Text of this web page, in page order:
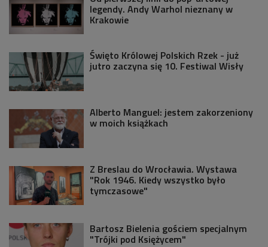
legendy. Andy Warhol nieznany w
Krakowie
Święto Królowej Polskich Rzek - już
jutro zaczyna się 10. Festiwal Wisły
Alberto Manguel: jestem zakorzeniony
w moich książkach
Z Breslau do Wrocławia. Wystawa
"Rok 1946. Kiedy wszystko było
tymczasowe"
Bartosz Bielenia gościem specjalnym
"Trójki pod Księżycem"